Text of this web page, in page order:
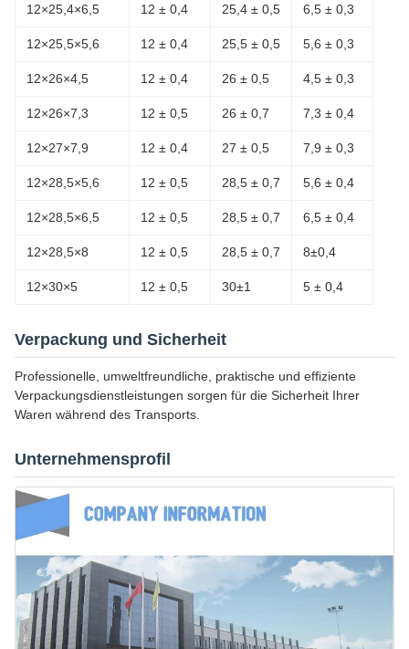
12×25,4×6,5 12 ± 0,4 25,4 ± 0,5 6,5 ± 0,3
12×25,5×5,6 12 ± 0,4 25,5 ± 0,5 5,6 ± 0,3
12×26×4,5 12 ± 0,4 26 ± 0,5 4,5 ± 0,3
12×26×7,3 12 ± 0,5 26 ± 0,7 7,3 ± 0,4
12×27×7,9 12 ± 0,4 27 ± 0,5 7,9 ± 0,3
12×28,5×5,6 12 ± 0,5 28,5 ± 0,7 5,6 ± 0,4
12×28,5×6,5 12 ± 0,5 28,5 ± 0,7 6,5 ± 0,4
12×28,5×8 12 ± 0,5 28,5 ± 0,7 8±0,4
12×30×5 12 ± 0,5 30±1 5 ± 0,4
Verpackung und Sicherheit
Professionelle, umweltfreundliche, praktische und effiziente
Verpackungsdienstleistungen sorgen für die Sicherheit Ihrer
Waren während des Transports.
Unternehmensprofil